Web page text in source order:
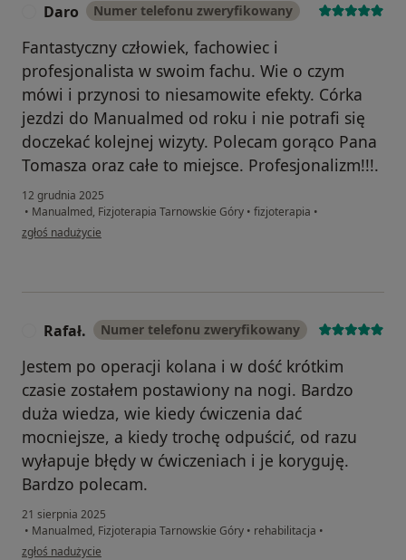
Daro Numer telefonu zweryfikowany
Fantastyczny człowiek, fachowiec i
profesjonalista w swoim fachu. Wie o czym
mówi i przynosi to niesamowite efekty. Córka
jezdzi do Manualmed od roku i nie potrafi się
doczekać kolejnej wizyty. Polecam gorąco Pana
Tomasza oraz całe to miejsce. Profesjonalizm!!!.
12 grudnia 2025
• Manualmed, Fizjoterapia Tarnowskie Góry • fizjoterapia •
w opinii użytkownika Daro
zgłoś nadużycie
Rafał. Numer telefonu zweryfikowany
Jestem po operacji kolana i w dość krótkim
czasie zostałem postawiony na nogi. Bardzo
duża wiedza, wie kiedy ćwiczenia dać
mocniejsze, a kiedy trochę odpuścić, od razu
wyłapuje błędy w ćwiczeniach i je koryguję.
Bardzo polecam.
21 sierpnia 2025
• Manualmed, Fizjoterapia Tarnowskie Góry • rehabilitacja •
w opinii użytkownika Rafał.
zgłoś nadużycie